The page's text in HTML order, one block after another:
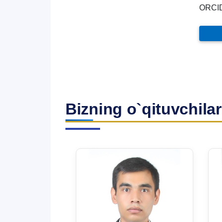
Bizning o`qituvchilar